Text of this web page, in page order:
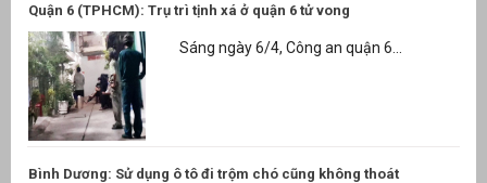
Quận 6 (TPHCM): Trụ trì tịnh xá ở quận 6 tử vong
Sáng ngày 6/4, Công an quận 6...
Bình Dương: Sử dụng ô tô đi trộm chó cũng không thoát